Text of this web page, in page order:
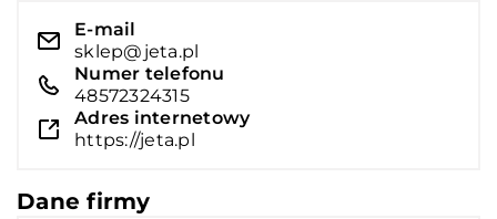
E-mail
sklep@jeta.pl
Numer telefonu
48572324315
Adres internetowy
https://jeta.pl
Dane firmy